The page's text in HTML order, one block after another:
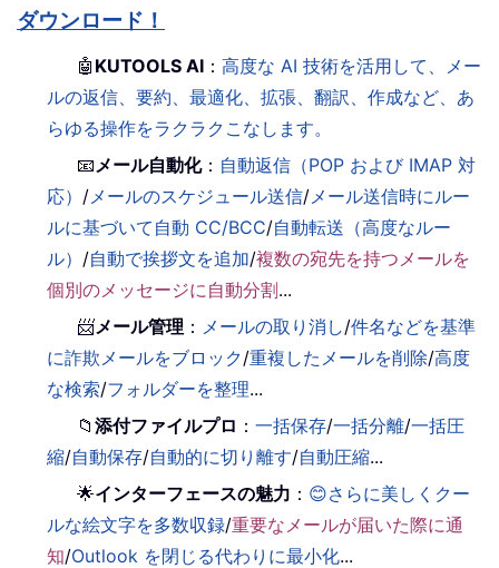
ダウンロード！
🤖 KUTOOLS AI ：高度な AI 技術を活用して、メー
ルの返信、要約、最適化、拡張、翻訳、作成など、あ
らゆる操作をラクラクこなします。
📧 メール自動化： 自動返信（POP および IMAP 対
応） / メールのスケジュール送信/ メール送信時にルー
ルに基づいて自動 CC/BCC/自動転送（高度なルー
ル） /自動で挨拶文を追加/複数の宛先を持つメールを
個別のメッセージに自動分割...
📨メール管理 ： メールの取り消し/件名などを基準
に詐欺メールをブロック/重複したメールを削除/高度
な検索/フォルダーを整理...
📁添付ファイルプロ ：一括保存/一括分離/一括圧
縮/自動保存/自動的に切り離す/自動圧縮...
🌟インターフェースの魅力 ： 😊さらに美しくクー
ルな絵文字を多数収録/重要なメールが届いた際に通
知/Outlook を閉じる代わりに最小化...